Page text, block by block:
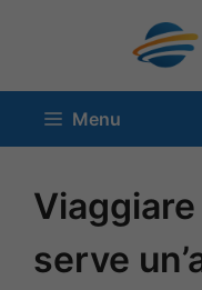
contenuto
Menu
serve